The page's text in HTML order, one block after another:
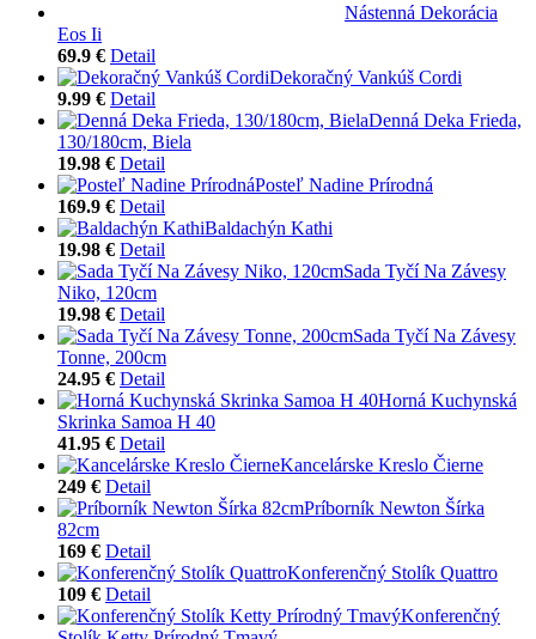
Nástenná Dekorácia
Eos Ii
69.9 € Detail
Dekoračný Vankúš Cordi
9.99 € Detail
Denná Deka Frieda,
130/180cm, Biela
19.98 € Detail
Posteľ Nadine Prírodná
169.9 € Detail
Baldachýn Kathi
19.98 € Detail
Sada Tyčí Na Závesy
Niko, 120cm
19.98 € Detail
Sada Tyčí Na Závesy
Tonne, 200cm
24.95 € Detail
Horná Kuchynská
Skrinka Samoa H 40
41.95 € Detail
Kancelárske Kreslo Čierne
249 € Detail
Príborník Newton Šírka
82cm
169 € Detail
Konferenčný Stolík Quattro
109 € Detail
Konferenčný